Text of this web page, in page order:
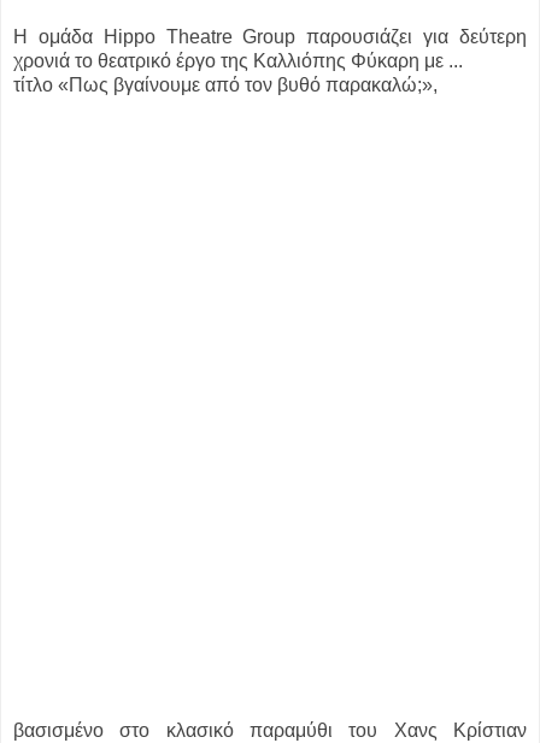
Η ομάδα Hippo Theatre Group παρουσιάζει για δεύτερη
χρονιά το θεατρικό έργο της Καλλιόπης Φύκαρη με ...
τίτλο «Πως βγαίνουμε από τον βυθό παρακαλώ;»,
βασισμένο στο κλασικό παραμύθι του Χανς Κρίστιαν